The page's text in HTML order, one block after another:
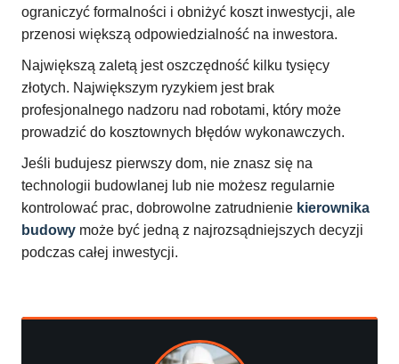
ograniczyć formalności i obniżyć koszt inwestycji, ale
przenosi większą odpowiedzialność na inwestora.
Największą zaletą jest oszczędność kilku tysięcy
złotych. Największym ryzykiem jest brak
profesjonalnego nadzoru nad robotami, który może
prowadzić do kosztownych błędów wykonawczych.
Jeśli budujesz pierwszy dom, nie znasz się na
technologii budowlanej lub nie możesz regularnie
kontrolować prac, dobrowolne zatrudnienie kierownika
budowy może być jedną z najrozsądniejszych decyzji
podczas całej inwestycji.